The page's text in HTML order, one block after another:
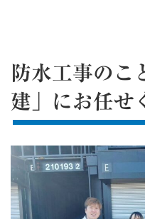
防水工事のこ
建」にお任せ